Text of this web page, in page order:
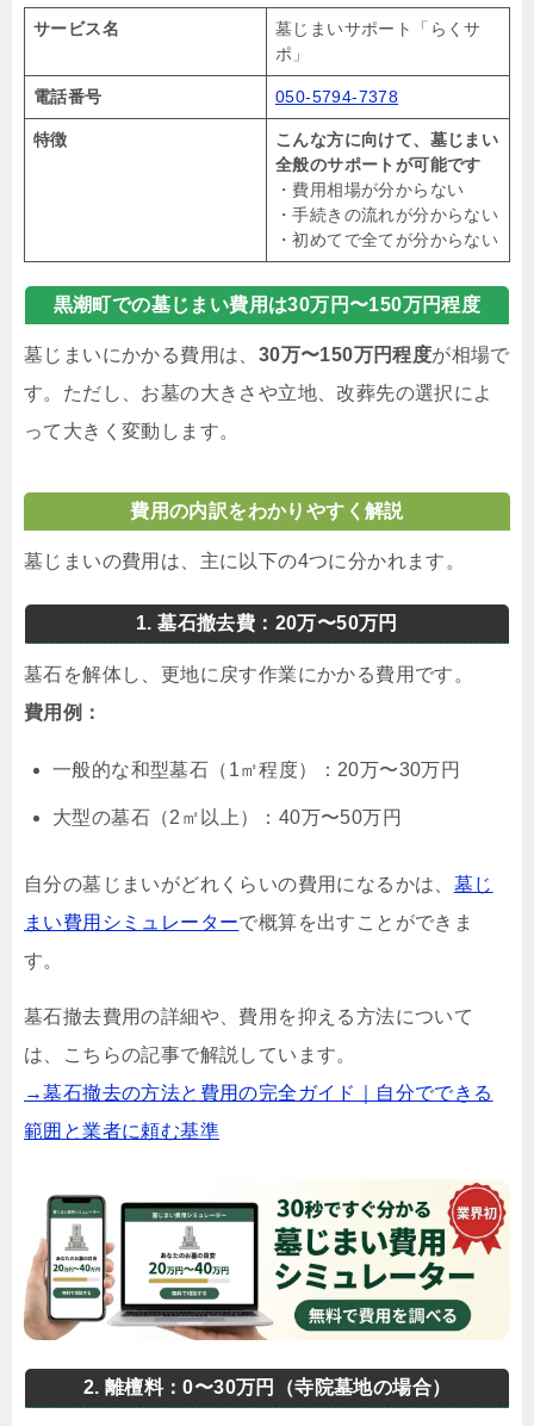
サービス名
墓じまいサポート「らくサ
ポ」
電話番号 050-5794-7378
特徴
こんな方に向けて、墓じまい
全般のサポートが可能です
・費用相場が分からない
・手続きの流れが分からない
・初めてで全てが分からない
黒潮町での墓じまい費用は30万円〜150万円程度
墓じまいにかかる費用は、 30万〜150万円程度が相場で
す。ただし、お墓の大きさや立地、改葬先の選択によ
って大きく変動します。
費用の内訳をわかりやすく解説
墓じまいの費用は、主に以下の4つに分かれます。
1. 墓石撤去費：20万〜50万円
墓石を解体し、更地に戻す作業にかかる費用です。
費用例：
一般的な和型墓石（1㎡程度）：20万〜30万円
大型の墓石（2㎡以上）：40万〜50万円
自分の墓じまいがどれくらいの費用になるかは、 墓じ
まい費用シミュレーターで概算を出すことができま
す。
墓石撤去費用の詳細や、費用を抑える方法について
は、こちらの記事で解説しています。
→墓石撤去の方法と費用の完全ガイド｜自分でできる
範囲と業者に頼む基準
2. 離檀料：0〜30万円（寺院墓地の場合）